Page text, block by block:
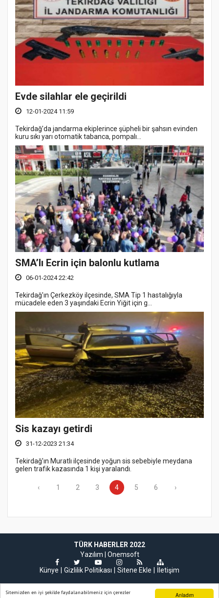
Anladım
Sitemizden en iyi şekilde faydalanabilmeniz için çerezler
Evde silahlar ele geçirildi
12-01-2024 11:59
Tekirdağ’da jandarma ekiplerince şüpheli bir şahsın evinden
kuru sıkı yarı otomatik tabanca, pompalı...
SMA’lı Ecrin için balonlu kutlama
06-01-2024 22:42
Tekirdağ’ın Çerkezköy ilçesinde, SMA Tip 1 hastalığıyla
mücadele eden 3 yaşındaki Ecrin Yiğit için g...
Sis kazayı getirdi
31-12-2023 21:34
Tekirdağ’ın Muratlı ilçesinde yoğun sis sebebiyle meydana
gelen trafik kazasında 1 kişi yaralandı.
‹ 1 2 3 4 5 6 ›
TÜRK HABERLER 2022
Yazılım | Onemsoft
Künye
Gizlilik Politikası Sitene Ekle İletişim